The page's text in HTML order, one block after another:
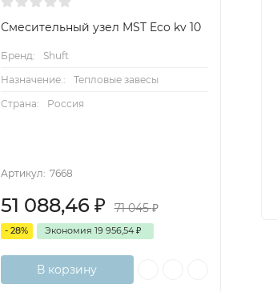
Смесительный узел MST Eco kv 10
Бренд:
Shuft
Назначение.:
Тепловые завесы
Страна:
Россия
Артикул: 7668
51 088,46 ₽ 71 045₽
- 28% Экономия 19 956,54 ₽
В корзину